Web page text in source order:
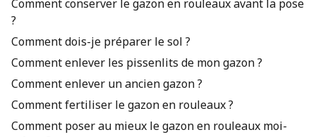
Comment conserver le gazon en rouleaux avant la pose
?
Comment dois-je préparer le sol ?
Comment enlever les pissenlits de mon gazon ?
Comment enlever un ancien gazon ?
Comment fertiliser le gazon en rouleaux ?
Comment poser au mieux le gazon en rouleaux moi-